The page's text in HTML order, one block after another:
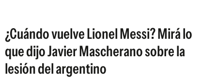
¿Cuándo vuelve Lionel Messi? Mirá lo
que dijo Javier Mascherano sobre la
lesión del argentino